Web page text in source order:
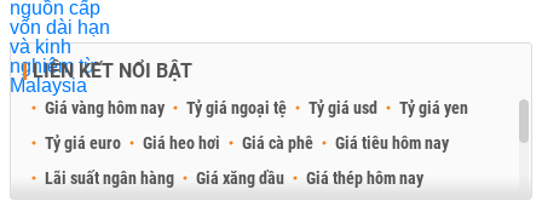
LIÊN KẾT NỔI BẬT
Giá vàng hôm nay Tỷ giá ngoại tệ Tỷ giá usd
Tỷ giá yen
Tỷ giá euro
Giá heo hơi Giá cà phê
Giá tiêu hôm nay
Lãi suất ngân hàng
Giá xăng dầu
Giá thép hôm nay